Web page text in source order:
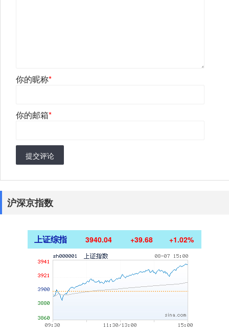
你的昵称*
你的邮箱*
提交评论
沪深京指数
上证综指 3940.04 +39.68 +1.02%